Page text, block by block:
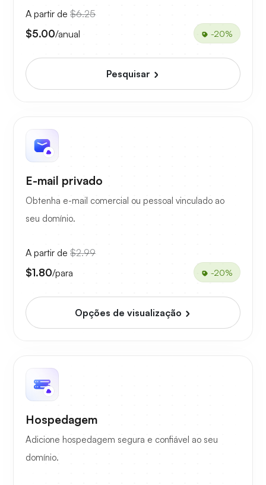
A partir de $6.25
$5.00/anual -20%
Pesquisar
E-mail privado
Obtenha e-mail comercial ou pessoal vinculado ao
seu domínio.
A partir de $2.99
$1.80/para -20%
Opções de visualização
Hospedagem
Adicione hospedagem segura e confiável ao seu
domínio.